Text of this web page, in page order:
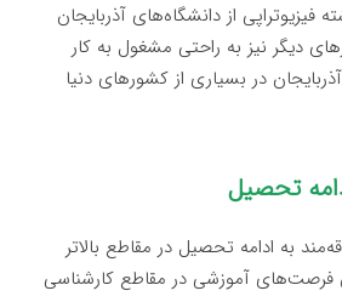
فیزیوتراپی از دانشگاه‌های آذربایجان
دیگر نیز به راحتی مشغول به کار
در بسیاری از کشورهای دنیا
به ادامه تحصیل در مقاطع بالاتر
فرصت‌های آموزشی در مقاطع کارشناسی